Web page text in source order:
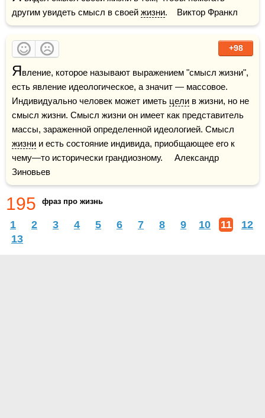
другим увидеть смысл в своей жизни.    Виктор Франкл
+98
Явление, которое называют выражением "смысл жизни",
есть явление идеологическое, а значит — массовое.
Индивидуально человек может иметь цели в жизни, но не
смысл жизни. Смысл жизни он имеет как представитель
жизни и есть состояние индивида, приобщающее его к
чему—то исторически грандиозному.     Александр
Зиновьев
195 фраз про жизнь
1 2 3 4 5 6 7 8 9 10 11
12
13